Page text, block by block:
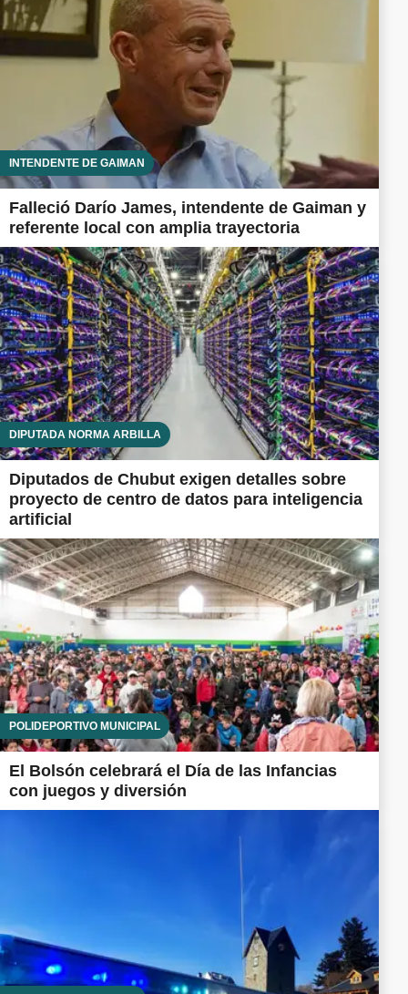
INTENDENTE DE GAIMAN
Falleció Darío James, intendente de Gaiman y
referente local con amplia trayectoria
DIPUTADA NORMA ARBILLA
Diputados de Chubut exigen detalles sobre
proyecto de centro de datos para inteligencia
artificial
POLIDEPORTIVO MUNICIPAL
El Bolsón celebrará el Día de las Infancias
con juegos y diversión